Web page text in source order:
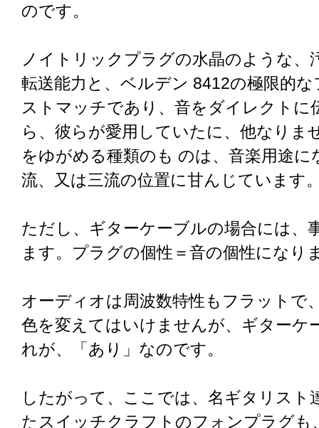
のです。
ノイトリックプラグの水晶のような、
転送能力と、ベルデン 8412の極限的
ストマッチであり、音をダイレクトに
ら、彼らが愛用していたに、他なりま
をゆがめる種類のも のは、音楽用途に
流、又は三流の位置に甘んじています
ただし、ギターケーブルの場合には、
ます。プラグの個性＝音の個性になり
オーディオは周波数特性もフラットで
色を変えてはいけませんが、ギターケ
れが、「あり」なのです。
したがって、ここでは、名ギタリスト
たスイッチクラフトのフォンプラグも